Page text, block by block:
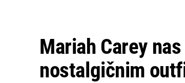
Mariah Carey
nostalgičnim